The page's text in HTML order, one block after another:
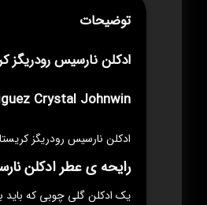
توضیحات
ادکلن نارسیس رودریگز
Crystal Johnwin
ادکلن نارسیس رودریگز
رایحه ی عطر ادکلن
یک ادکلن گلی چوبی که باید